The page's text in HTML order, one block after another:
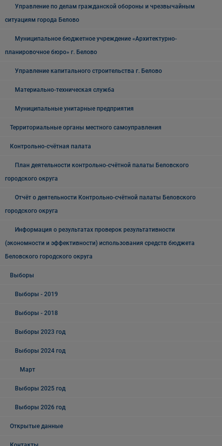
Управление по делам гражданской обороны и чрезвычайным
ситуациям города Белово
Муниципальное бюджетное учреждение «Архитектурно-
планировочное бюро» г. Белово
Управление капитального строительства г. Белово
Материально-техническая служба
Муниципальные унитарные предприятия
Территориальные органы местного самоуправления
Контрольно-счётная палата
План деятельности контрольно-счётной палаты Беловского
городского округа
Отчёт о деятельности Контрольно-счётной палаты Беловского
городского округа
Информация о результатах проверок результативности
(экономности и эффективности) использования средств бюджета
Беловского городского округа
Выборы
Выборы - 2019
Выборы - 2018
Выборы 2023 год
Выборы 2024 год
Март
Выборы 2025 год
Выборы 2026 год
Открытые данные